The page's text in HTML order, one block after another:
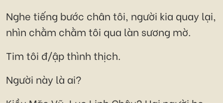
Nghe tiếng bước chân tôi, người kia quay lại,
nhìn chằm chằm tôi qua làn sương mờ.
Tim tôi đ/ập thình thịch.
Người này là ai?